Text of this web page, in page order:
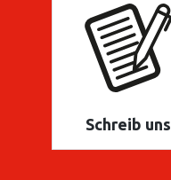
Schreib uns